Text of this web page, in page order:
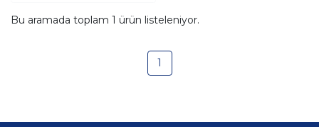
Bu aramada toplam 1 ürün listeleniyor.
1